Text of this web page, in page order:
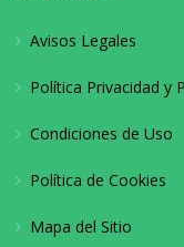
Avisos Legales
Política Privacidad y
Condiciones de Uso
Política de Cookies
Mapa del Sitio